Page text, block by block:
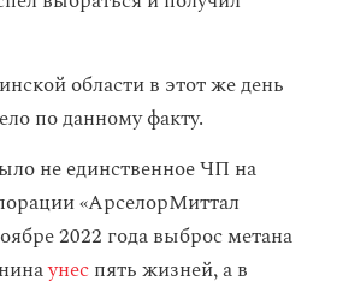
области в этот же день
по данному факту.
не единственное ЧП на
«АрселорМиттал
2022 года выброс метана
унеспять жизней, а в